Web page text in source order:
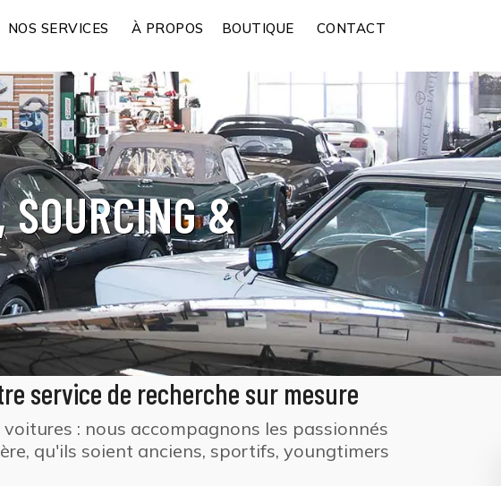
NOS SERVICES À PROPOS BOUTIQUE CONTACT
&
service de recherche sur mesure
: nous accompagnons les passionnés
qu'ils soient anciens, sportifs, youngtimers